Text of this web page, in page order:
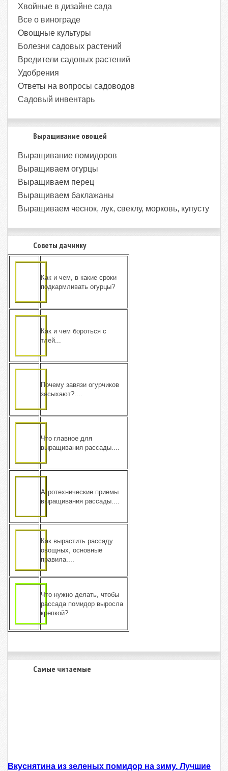
Хвойные в дизайне сада
Все о винограде
Овощные культуры
Болезни садовых растений
Вредители садовых растений
Удобрения
Ответы на вопросы садоводов
Садовый инвентарь
Выращивание овощей
Выращивание помидоров
Выращиваем огурцы
Выращиваем перец
Выращиваем баклажаны
Выращиваем чеснок, лук, свеклу, морковь, купусту
Советы дачнику
Как и чем, в какие сроки
подкармливать огурцы?
Как и чем бороться с
тлей...
Почему завязи огурчиков
засыхают?....
Что главное для
выращивания рассады....
Агротехнические приемы
выращивания рассады....
Как вырастить рассаду
овощных, основные
правила....
Что нужно делать, чтобы
рассада помидор выросла
крепкой?
Самые читаемые
Вкуснятина из зеленых помидор на зиму. Лучшие